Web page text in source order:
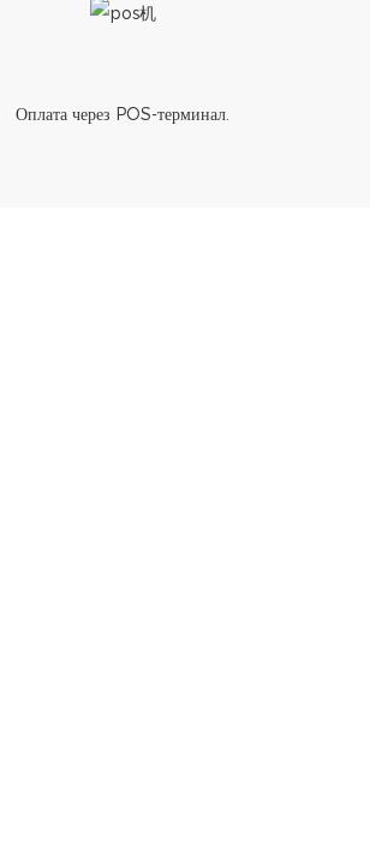
Оплата через POS-терминал.